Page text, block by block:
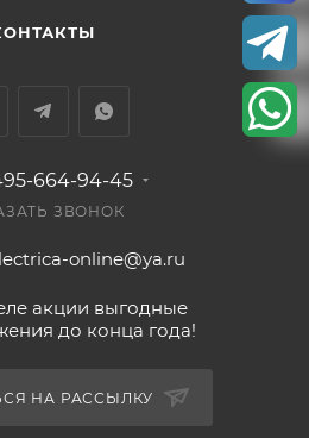
664-94-45
ЗВОНОК
online@ya.ru
акции выгодные
до конца года!
НА РАССЫЛКУ